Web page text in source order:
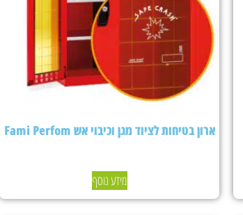
ארון בטיחות לציוד מגן וכיבוי אש Fami Perfom
מידע נוסף